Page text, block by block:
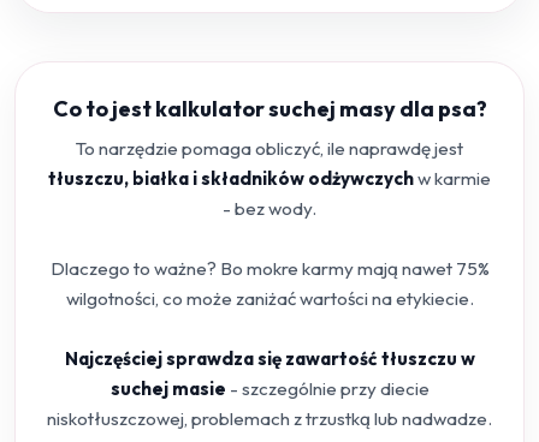
Co to jest kalkulator suchej masy dla psa?
To narzędzie pomaga obliczyć, ile naprawdę jest
tłuszczu, białka i składników odżywczychw karmie
- bez wody.
Dlaczego to ważne? Bo mokre karmy mają nawet 75%
wilgotności, co może zaniżać wartości na etykiecie.
Najczęściej sprawdza się zawartość tłuszczu w
suchej masie - szczególnie przy diecie
niskotłuszczowej, problemach z trzustką lub nadwadze.